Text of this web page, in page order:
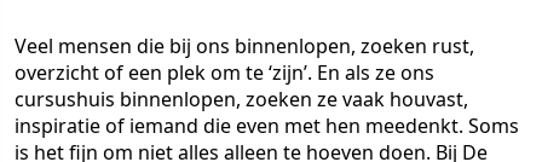
Veel mensen die bij ons binnenlopen, zoeken rust,
overzicht of een plek om te ‘zijn’. En als ze ons
cursushuis binnenlopen, zoeken ze vaak houvast,
inspiratie of iemand die even met hen meedenkt. Soms
is het fijn om niet alles alleen te hoeven doen. Bij De